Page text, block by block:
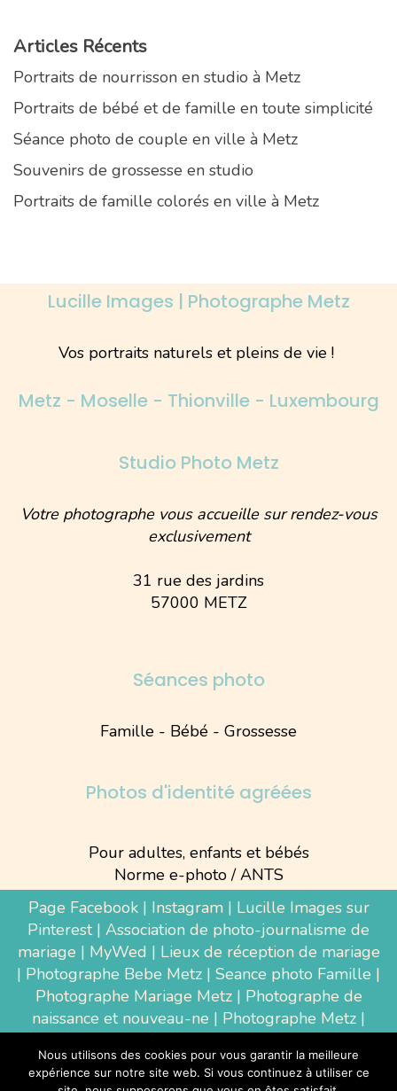
Articles Récents
Portraits de nourrisson en studio à Metz
Portraits de bébé et de famille en toute simplicité
Séance photo de couple en ville à Metz
Souvenirs de grossesse en studio
Portraits de famille colorés en ville à Metz
Lucille Images | Photographe Metz
Vos portraits naturels et pleins de vie !
Metz - Moselle - Thionville - Luxembourg
Studio Photo Metz
Votre photographe vous accueille sur rendez-vous
exclusivement
31 rue des jardins
57000 METZ
Séances photo
Famille - Bébé - Grossesse
Photos d'identité agréées
Pour adultes, enfants et bébés
Norme e-photo / ANTS
Page Facebook| Instagram| Lucille Images sur
Pinterest| Association de photo-journalisme de
mariage | MyWed | Lieux de réception de mariage
| Photographe Bebe Metz | Seance photo Famille |
Photographe Mariage Metz| Photographe de
naissance et nouveau-ne | Photographe Metz |
Luxembourg|Photographe Thionville|
Photographe d'entreprise Metz
Nous utilisons des cookies pour vous garantir la meilleure
expérience sur notre site web. Si vous continuez à utiliser ce